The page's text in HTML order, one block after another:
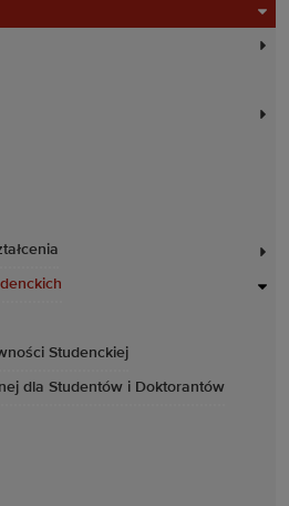
Studenckiej
dla Studentów i Doktorantów